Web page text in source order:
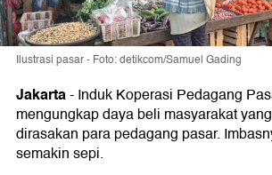
Ilustrasi pasar - Foto: detikcom/Samuel Gading
Jakarta-Induk Koperasi Pedagang
mengungkap daya beli masyarakat
dirasakan para pedagang pasar.
semakin sepi.